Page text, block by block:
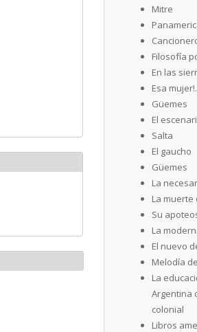
Mitre
Filosofía
En las
Esa
Güemes
El
Salta
El gaucho
Güemes
La
La muerte
Su
La
El nuevo
Melodía
La
Argentina
colonial
Libros